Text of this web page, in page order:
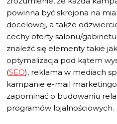
powinna być skrojona na
docelowej, a także
cechy oferty salonu/
znaleźć się elementy takie
optymalizacja pod kątem
(SEO), reklama w mediach
kampanie e-mail
zapominać o budowaniu
programów lojalnościowych.